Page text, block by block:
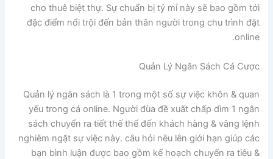
cho thuê biệt thự. Sự chuẩn bị tỷ mỉ này sẽ bao gồm tới
đặc điểm nổi trội đến bản thân người trong chu trình đặt
online.
Quản Lý Ngân Sách Cá Cược
Quản lý ngân sách là 1 trong một số sự việc khôn & quan
yếu trong cá online. Người đùa đề xuất chấp dìm 1 ngân
sách chuyển ra tiết thế thể đến khách hàng & vâng lệnh
nghiêm ngặt sự việc này. câu hỏi nêu lên giới hạn giúp các
bạn bình luận được bao gồm kế hoạch chuyển ra tiêu &